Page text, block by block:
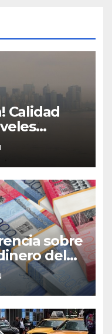
Calidad
sobre
del
Salud